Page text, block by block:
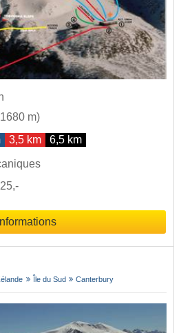
1680 m)
3,5 km 6,5 km
Informations
Île du Sud Canterbury